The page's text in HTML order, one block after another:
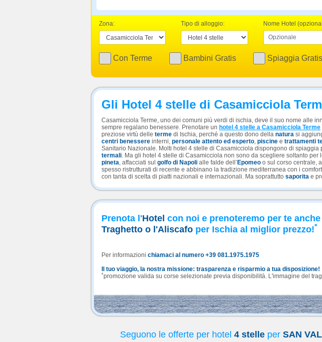
Zona: Tipo di alloggio: Nome Hotel
Con Terme Bambini Gratis Spiaggia Gratis
Gli Hotel 4 stelle di Casamicciola
Casamicciola Terme, uno dei comuni più verdi di ischia, deve il suo nome alle
sempre regalano benessere. Prenotare un hotel 4 stelle a Casamicciola Terme
preziose virtù delle terme di Ischia, perché a questo dono della natura si
centri benessere interni, personale attento ed esperto, piscine e trattamenti
Sanitario Nazionale. Molti hotel 4 stelle di Casamicciola dispongono di spiaggia
termali. Ma gli hotel 4 stelle di Casamicciola non sono da scegliere soltanto
pineta, affacciati sul golfo di Napoli alle falde dell’ Epomeo o sul corso centrale,
spesso ristrutturati di recente e abbinano la tradizione mediterranea con i
con tanta di scelta di piatti nazionali e internazionali. Ma soprattutto saporita e
Prenota l'Hotel con noi e prenoteremo per te anche
Traghetto o l'Aliscafo per Ischia al miglior prezzo!*
Per informazioni chiamaci al numero +39 081.1975.1975
Il tuo viaggio, la nostra missione: trasparenza e risparmio a tua disposizione!
*promozione valida su corse selezionate previa disponibilità. L'immagine del
Seguono le offerte per hotel 4 stelleper SAN